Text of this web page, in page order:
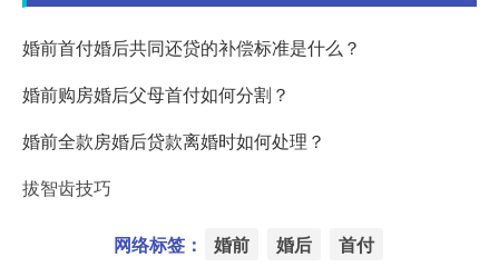
婚前首付婚后共同还贷的补偿标准是什么？
婚前购房婚后父母首付如何分割？
婚前全款房婚后贷款离婚时如何处理？
拔智齿技巧
网络标签： 婚前 婚后 首付